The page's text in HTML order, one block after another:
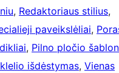
, Redaktoriaus stilius
paveikslėliai,
, Pilno pločio
išdėstymas, Vienas